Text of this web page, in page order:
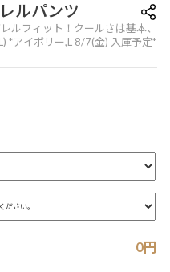
ルパンツ
ルフィット！クールさは基本、
*アイボリー,L 8/7(金) 入庫予定*
0円